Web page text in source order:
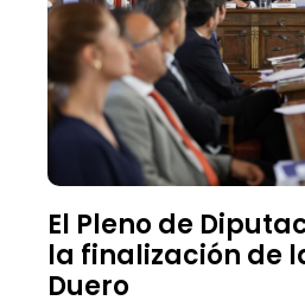
El Pleno de
la finalización de
Duero